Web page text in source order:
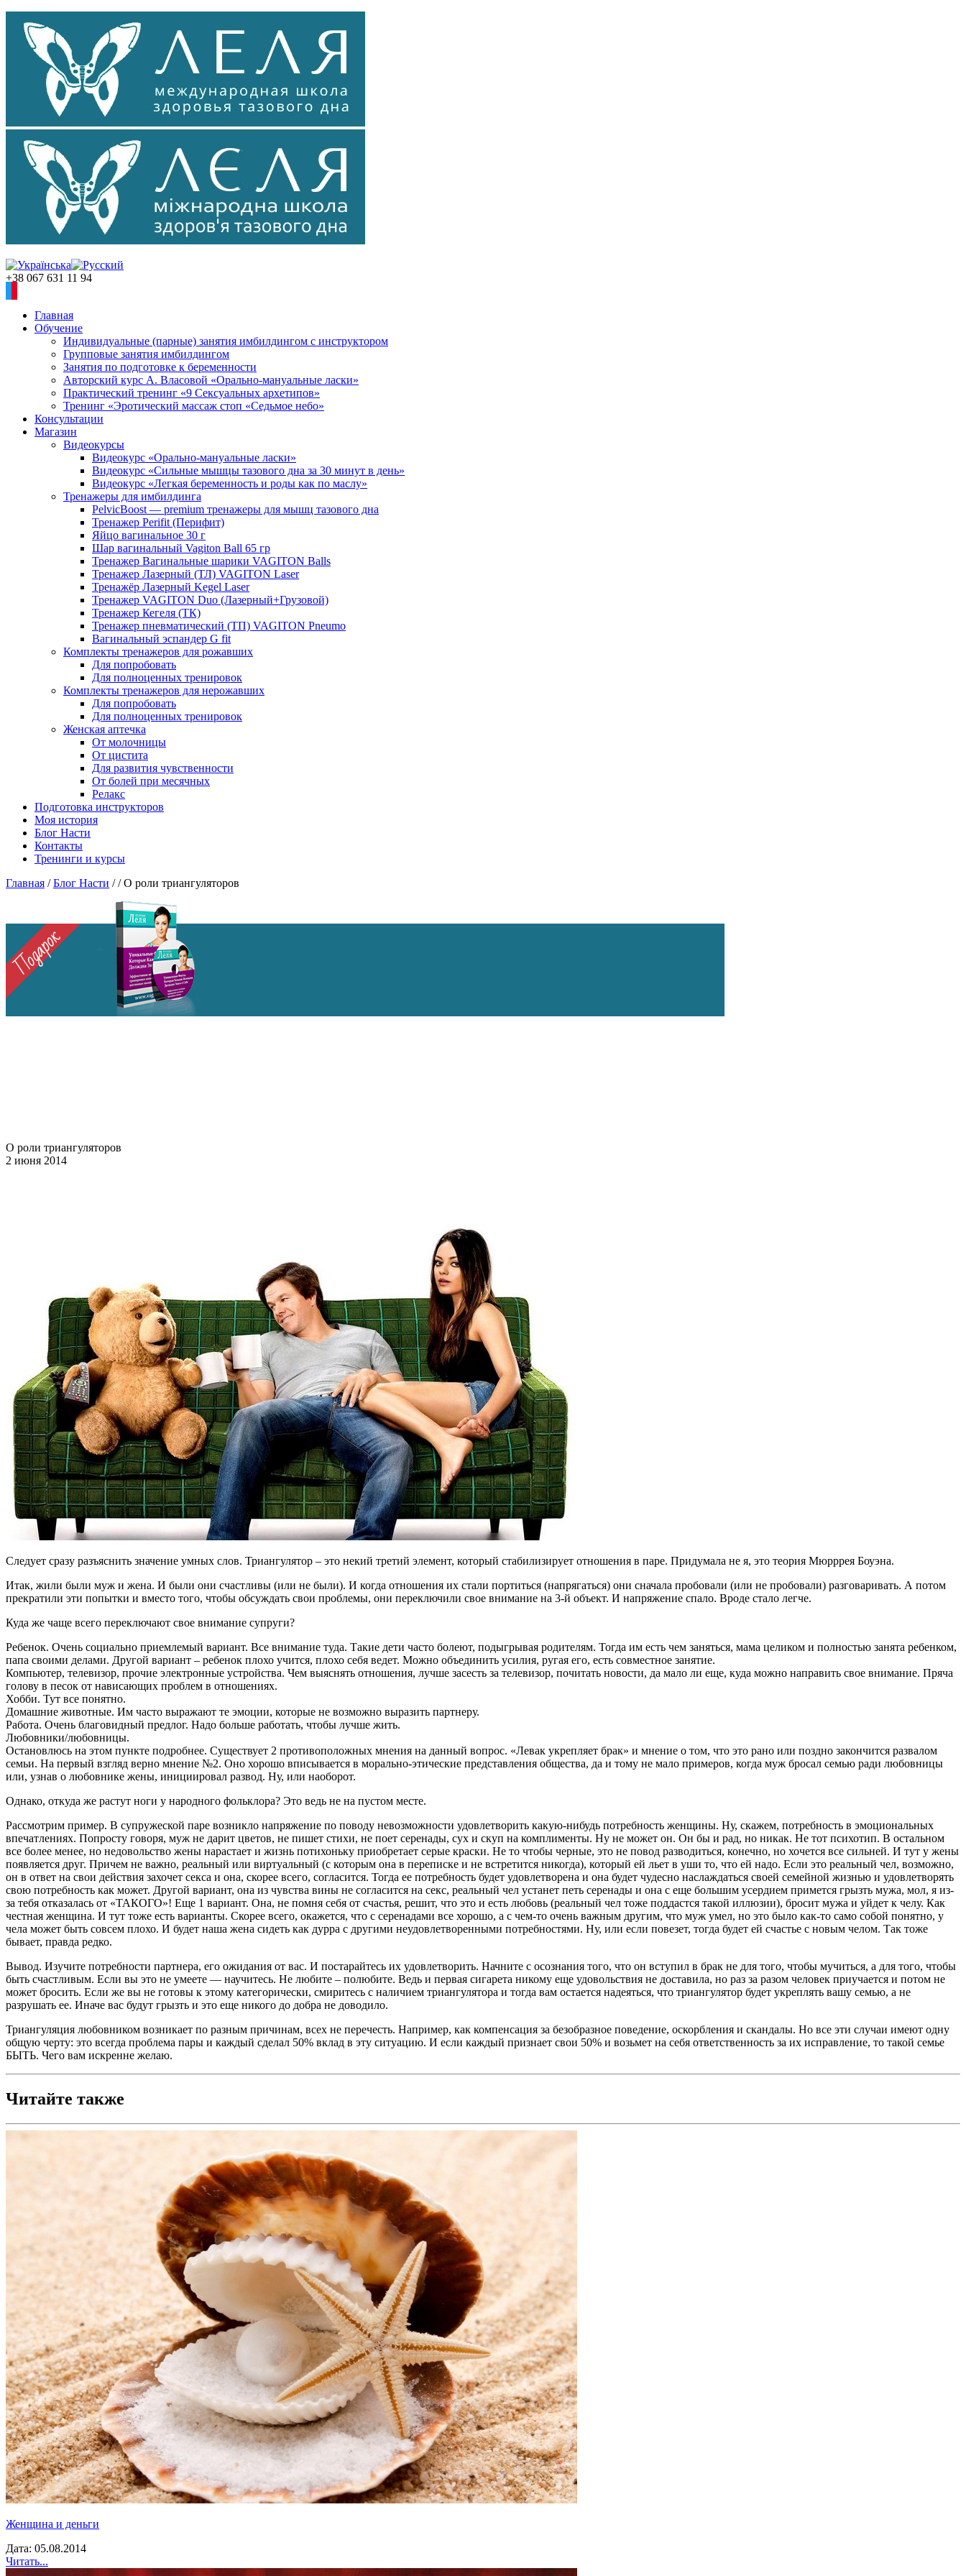
+38 067 631 11 94
Главная
Обучение
Индивидуальные (парные) занятия имбилдингом с инструктором
Групповые занятия имбилдингом
Занятия по подготовке к беременности
Авторский курс А. Власовой «Орально-мануальные ласки»
Практический тренинг «9 Сексуальных архетипов»
Тренинг «Эротический массаж стоп «Седьмое небо»
Консультации
Магазин
Видеокурсы
Видеокурс «Орально-мануальные ласки»
Видеокурс «Сильные мышцы тазового дна за 30 минут в день»
Видеокурс «Легкая б еременность и роды как по маслу»
Тренажеры для имбилдинга
PelvicBoost — premium тренажеры для мышц тазового дна
Тренажер Perifit (Перифит)
Яйцо вагинальное 30 г
Шар вагинальный Vagiton Ball 65 гр
Тренажер Вагинальные шарики VAGITON Balls
Тренажер Лазерный (ТЛ) VAGITON Laser
Тренажёр Лазерный Kegel Laser
Тренажер VAGITON Duo (Лазерный+Грузовой)
Тренажер Кегеля (ТК)
Тренажер пневматический (ТП) VAGITON Pneumo
Вагинальный эспандер G fit
Комплекты тренажеров для рожавших
Для попробовать
Для полноценных тренировок
Комплекты тренажеров для нерожавших
Для попробовать
Для полноценных тренировок
Женская аптечка
От молочницы
От цистита
Для развития чувственности
От болей при месячных
Релакс
Подготовка инструкторов
Моя история
Блог Насти
Контакты
Тренинги и курсы
Главная / Блог Насти / / О роли триангуляторов
О роли триангуляторов
2 июня 2014
Следует сразу разъяснить значение умных слов. Триангулятор – это некий третий элемент, который стабилизирует отношения в паре. Придумала не я, это теория Мюрррея Боуэна.
Итак, жили были муж и жена. И были они счастливы (или не были). И когда отношения их стали портиться (напрягаться) они сначала пробовали (или не пробовали) разговаривать. А потом
прекратили эти попытки и вместо того, чтобы обсуждать свои проблемы, они переключили свое внимание на 3-й объект. И напряжение спало. Вроде стало легче.
Куда же чаще всего переключают свое внимание супруги?
Ребенок. Очень социально приемлемый вариант. Все внимание туда. Такие дети часто болеют, подыгрывая родителям. Тогда им есть чем заняться, мама целиком и полностью занята ребенком,
папа своими делами. Другой вариант – ребенок плохо учится, плохо себя ведет. Можно объединить усилия, ругая его, есть совместное занятие.
Компьютер, телевизор, прочие электронные устройства. Чем выяснять отношения, лучше засесть за телевизор, почитать новости, да мало ли еще, куда можно направить свое внимание. Пряча
голову в песок от нависающих проблем в отношениях.
Хобби. Тут все понятно.
Домашние животные. Им часто выражают те эмоции, которые не возможно выразить партнеру.
Работа. Очень благовидный предлог. Надо больше работать, чтобы лучше жить.
Любовники/любовницы.
Остановлюсь на этом пункте подробнее. Существует 2 противоположных мнения на данный вопрос. «Левак укрепляет брак» и мнение о том, что это рано или поздно закончится развалом
семьи. На первый взгляд верно мнение №2. Оно хорошо вписывается в морально-этические представления общества, да и тому не мало примеров, когда муж бросал семью ради любовницы
или, узнав о любовнике жены, инициировал развод. Ну, или наоборот.
Однако, откуда же растут ноги у народного фольклора? Это ведь не на пустом месте.
Рассмотрим пример. В супружеской паре возникло напряжение по поводу невозможности удовлетворить какую-нибудь потребность женщины. Ну, скажем, потребность в эмоциональных
впечатлениях. Попросту говоря, муж не дарит цветов, не пишет стихи, не поет серенады, сух и скуп на комплименты. Ну не может он. Он бы и рад, но никак. Не тот психотип. В остальном
все более менее, но недовольство жены нарастает и жизнь потихоньку приобретает серые краски. Не то чтобы черные, это не повод разводиться, конечно, но хочется все сильней. И тут у жены
появляется друг. Причем не важно, реальный или виртуальный (с которым она в переписке и не встретится никогда), который ей льет в уши то, что ей надо. Если это реальный чел, возможно,
он в ответ на свои действия захочет секса и она, скорее всего, согласится. Тогда ее потребность будет удовлетворена и она будет чудесно наслаждаться своей семейной жизнью и удовлетворять
свою потребность как может. Другой вариант, она из чувства вины не согласится на секс, реальный чел устанет петь серенады и она с еще большим усердием примется грызть мужа, мол, я из-
за тебя отказалась от «ТАКОГО»! Еще 1 вариант. Она, не помня себя от счастья, решит, что это и есть любовь (реальный чел тоже поддастся такой иллюзии), бросит мужа и уйдет к челу. Как
честная женщина. И тут тоже есть варианты. Скорее всего, окажется, что с серенадами все хорошо, а с чем-то очень важным другим, что муж умел, но это было как-то само собой понятно, у
чела может быть совсем плохо. И будет наша жена сидеть как дурра с другими неудовлетворенными потребностями. Ну, или если повезет, тогда будет ей счастье с новым челом. Так тоже
бывает, правда редко.
Вывод. Изучите потребности партнера, его ожидания от вас. И постарайтесь их удовлетворить. Начните с осознания того, что он вступил в брак не для того, чтобы мучиться, а для того, чтобы
быть счастливым. Если вы это не умеете — научитесь. Не любите – полюбите. Ведь и первая сигарета никому еще удовольствия не доставила, но раз за разом человек приучается и потом не
может бросить. Если же вы не готовы к этому категорически, смиритесь с наличием триангулятора и тогда вам остается надеяться, что триангулятор будет укреплять вашу семью, а не
разрушать ее. Иначе вас будут грызть и это еще никого до добра не доводило.
Триангуляция любовником возникает по разным причинам, всех не перечесть. Например, как компенсация за безобразное поведение, оскорбления и скандалы. Но все эти случаи имеют одну
общую черту: это всегда проблема пары и каждый сделал 50% вклад в эту ситуацию. И если каждый признает свои 50% и возьмет на себя ответственность за их исправление, то такой семье
БЫТЬ. Чего вам искренне желаю.
Читайте также
Женщина и деньги
Дата: 05.08.2014
Читать...